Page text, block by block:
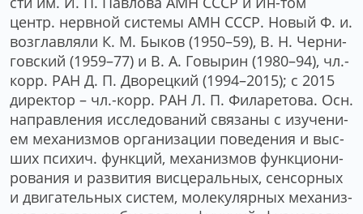
центр. нерв­ной сис­те­мы АМН СССР. Но­вый Ф. и.
воз­глав­ля­ли К. М. Бы­ков (1950–59), В. Н. Чер­ни­
гов­ский (1959–77) и В. А. Го­вы­рин (1980–94), чл.-
корр. РАН Д. П. Дво­рец­кий (1994–2015); с 2015
ди­рек­тор – чл.-корр. РАН Л. П. Фи­ла­ре­то­ва. Осн.
на­прав­ле­ния ис­сле­до­ва­ний свя­за­ны с изу­че­ни­
ем ме­ха­низ­мов ор­га­ни­за­ции по­ве­де­ния и выс­
ших пси­хич. функ­ций, ме­ха­низ­мов функ­цио­ни­
ро­ва­ния и раз­ви­тия вис­це­раль­ных, сен­сор­ных
и дви­га­тель­ных сис­тем, мо­ле­ку­ляр­ных ме­ха­низ­